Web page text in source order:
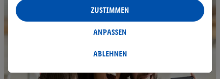
k
t
e
n
d
Verantwortliche; im Zusammenhang mit dem IAB TCF
insgesamt
Statistik-Erstellung oder für personalisierte Werbung
Datenverarbeitungen für personalisierte Werbung werden
Dritten die Ausspielung von Werbung außerhalb der Lidl-
ABLEHNEN
ANPASSEN
ZUSTIMMEN